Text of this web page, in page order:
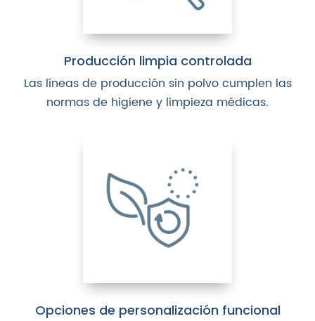
Producción limpia controlada
Las líneas de producción sin polvo cumplen las
normas de higiene y limpieza médicas.
Opciones de personalización funcional